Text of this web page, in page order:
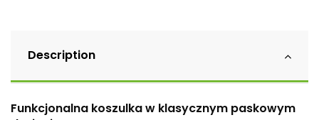
Description
Funkcjonalna koszulka w klasycznym paskowym